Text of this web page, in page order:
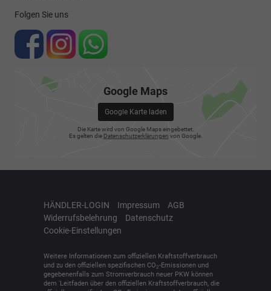
Folgen Sie uns
Google Maps
Google Karte laden
Die Karte wird von Google Maps eingebettet.
Es gelten die Datenschutzerklärungen von Google.
HÄNDLER-LOGIN Impressum
AGB
Widerrufsbelehrung
Datenschutz
Cookie-Einstellungen
Weitere Informationen zum offiziellen Kraftstoffverbrauch
und zu den offiziellen spezifischen CO2-Emissionen und
gegebenenfalls zum Stromverbrauch neuer PKW können
dem 'Leitfaden über den offiziellen Kraftstoffverbrauch, die